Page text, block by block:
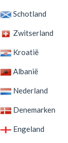
Schotland
Zwitserland
Kroatië
Albanië
Nederland
Denemarken
Engeland